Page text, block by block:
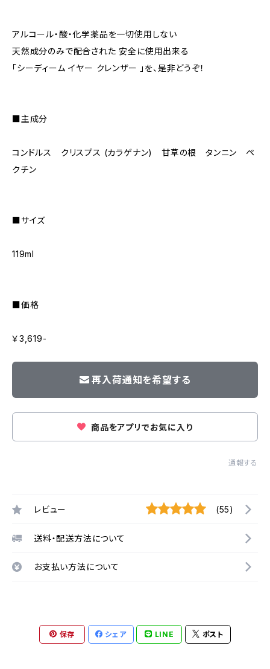
アルコール・酸・化学薬品を一切使用しない
天然成分のみで配合された 安全に使用出来る
「シーディーム イヤー クレンザー 」を、是非どうぞ！
■主成分
コンドルス クリスプス (カラゲナン) 甘草の根 タンニン ペ
クチン
■サイズ
119ml
■価格
￥3,619-
再入荷通知を希望する
商品をアプリでお気に入り
通報する
レビュー (55)
送料・配送方法について
お支払い方法について
保存 シェア LINE ポスト